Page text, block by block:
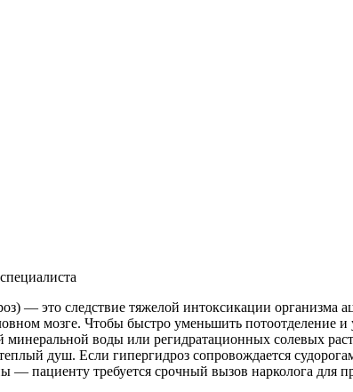
— это следствие тяжелой интоксикации организма
мозге. Чтобы быстро уменьшить
минеральной воды или регидратационных солевых
душ. Если гипергидроз сопровождается
пациенту требуется срочный вызов нарколога для